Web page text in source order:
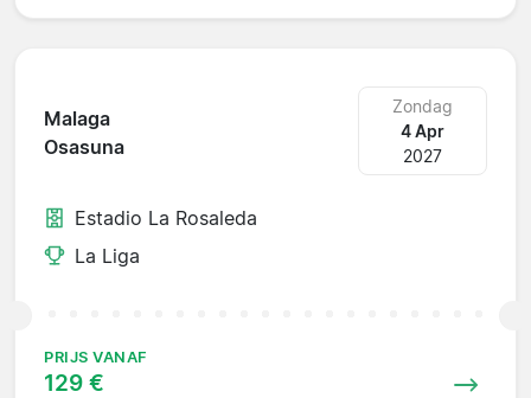
Malaga
Osasuna
Zondag
4 Apr
2027
Estadio La Rosaleda
La Liga
PRIJS VANAF
129 €